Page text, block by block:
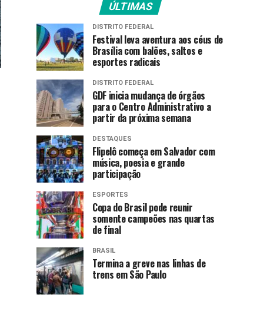
ÚLTIMAS
DISTRITO FEDERAL
Festival leva aventura aos céus de
Brasília com balões, saltos e
esportes radicais
DISTRITO FEDERAL
GDF inicia mudança de órgãos
para o Centro Administrativo a
partir da próxima semana
DESTAQUES
Flipelô começa em Salvador com
música, poesia e grande
participação
ESPORTES
Copa do Brasil pode reunir
somente campeões nas quartas
de final
BRASIL
Termina a greve nas linhas de
trens em São Paulo